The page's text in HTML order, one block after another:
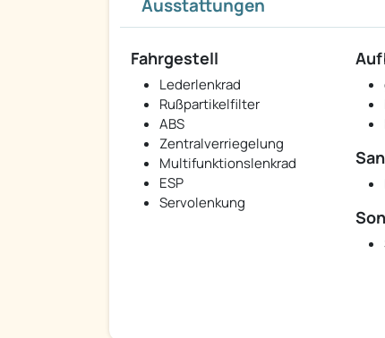
Ausstattungen
Fahrgestell
Lederlenkrad
Rußpartikelfilter
ABS
Zentralverriegelung
Multifunktionslenkrad
ESP
Servolenkung